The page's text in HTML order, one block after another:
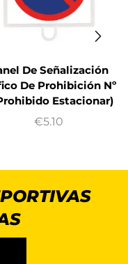
De Señalización
De Prohibición Nº
Estacionar)
€5.10